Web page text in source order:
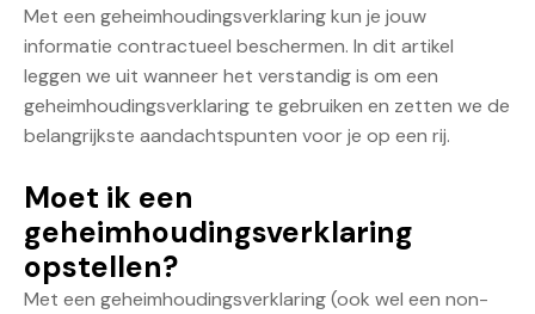
Met een geheimhoudingsverklaring kun je jouw
informatie contractueel beschermen. In dit artikel
leggen we uit wanneer het verstandig is om een
geheimhoudingsverklaring te gebruiken en zetten we de
belangrijkste aandachtspunten voor je op een rij.
Moet ik een
geheimhoudingsverklaring
opstellen?
Met een geheimhoudingsverklaring (ook wel een non-